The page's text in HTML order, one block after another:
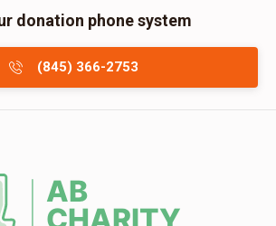
donation phone system
(845) 366-2753